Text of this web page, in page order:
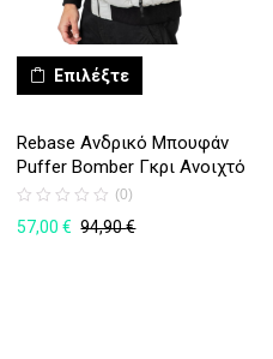
Επιλέξτε
Rebase Ανδρικό Μπουφάν
Puffer Bomber Γκρι Ανοιχτό
(0)
57,00€ 94,90€